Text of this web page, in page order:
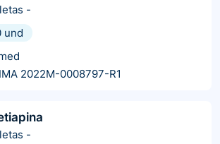
-
und
2022M-0008797-R1
-